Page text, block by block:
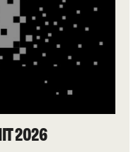
2026